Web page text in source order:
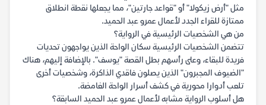
مثل "أرض زيكولا" أو "قواعد جارتين"، مما يجعلها نقطة انطلاق
ممتازة للقراء الجدد لأعمال عمرو عبد الحميد.
من هي الشخصيات الرئيسية في الرواية؟
تتضمن الشخصيات الرئيسية سكان الواحة الذين يواجهون تحديات
فريدة للبقاء، وعلى رأسهم بطل القصة "يوسف". بالإضافة إليهم، هناك
"الضيوف المجبرون" الذين يصلون فاقدي الذاكرة، وشخصيات أخرى
تلعب أدوارا محورية في كشف أسرار الواحة الغامضة.
هل أسلوب الرواية مشابه لأعمال عمرو عبد الحميد السابقة؟